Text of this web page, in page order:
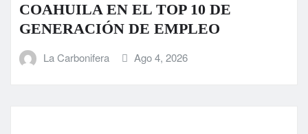
COAHUILA EN EL TOP 10 DE
GENERACIÓN DE EMPLEO
La Carbonifera Ago 4, 2026